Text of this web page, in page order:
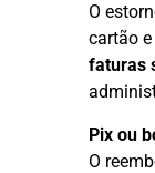
O
cartão
faturas
Pix ou
O